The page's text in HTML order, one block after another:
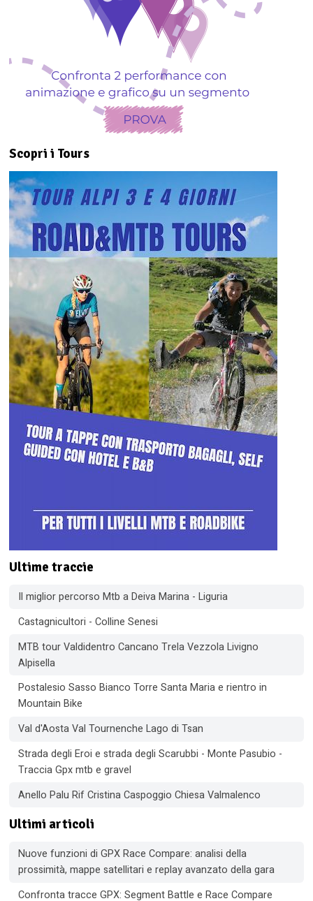
Scopri i Tours
Ultime traccie
Il miglior percorso Mtb a Deiva Marina - Liguria
Castagnicultori - Colline Senesi
MTB tour Valdidentro Cancano Trela Vezzola Livigno
Alpisella
Postalesio Sasso Bianco Torre Santa Maria e rientro in
Mountain Bike
Val d'Aosta Val Tournenche Lago di Tsan
Strada degli Eroi e strada degli Scarubbi - Monte Pasubio -
Traccia Gpx mtb e gravel
Anello Palu Rif Cristina Caspoggio Chiesa Valmalenco
Ultimi articoli
Nuove funzioni di GPX Race Compare: analisi della
prossimità, mappe satellitari e replay avanzato della gara
Confronta tracce GPX: Segment Battle e Race Compare